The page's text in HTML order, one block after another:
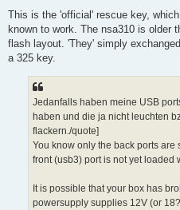
This is the 'official' rescue key,
known to work. The nsa310 is older
flash layout. 'They' simply
a 325 key.
Jedanfalls haben meine USB
haben und die ja nicht leuchten
flackern./quote]
You know only the back ports
front (usb3) port is not yet loaded
It is possible that your box has
powersupply supplies 12V (or